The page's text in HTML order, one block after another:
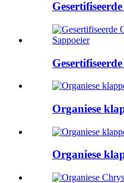
Organiese
Organiese